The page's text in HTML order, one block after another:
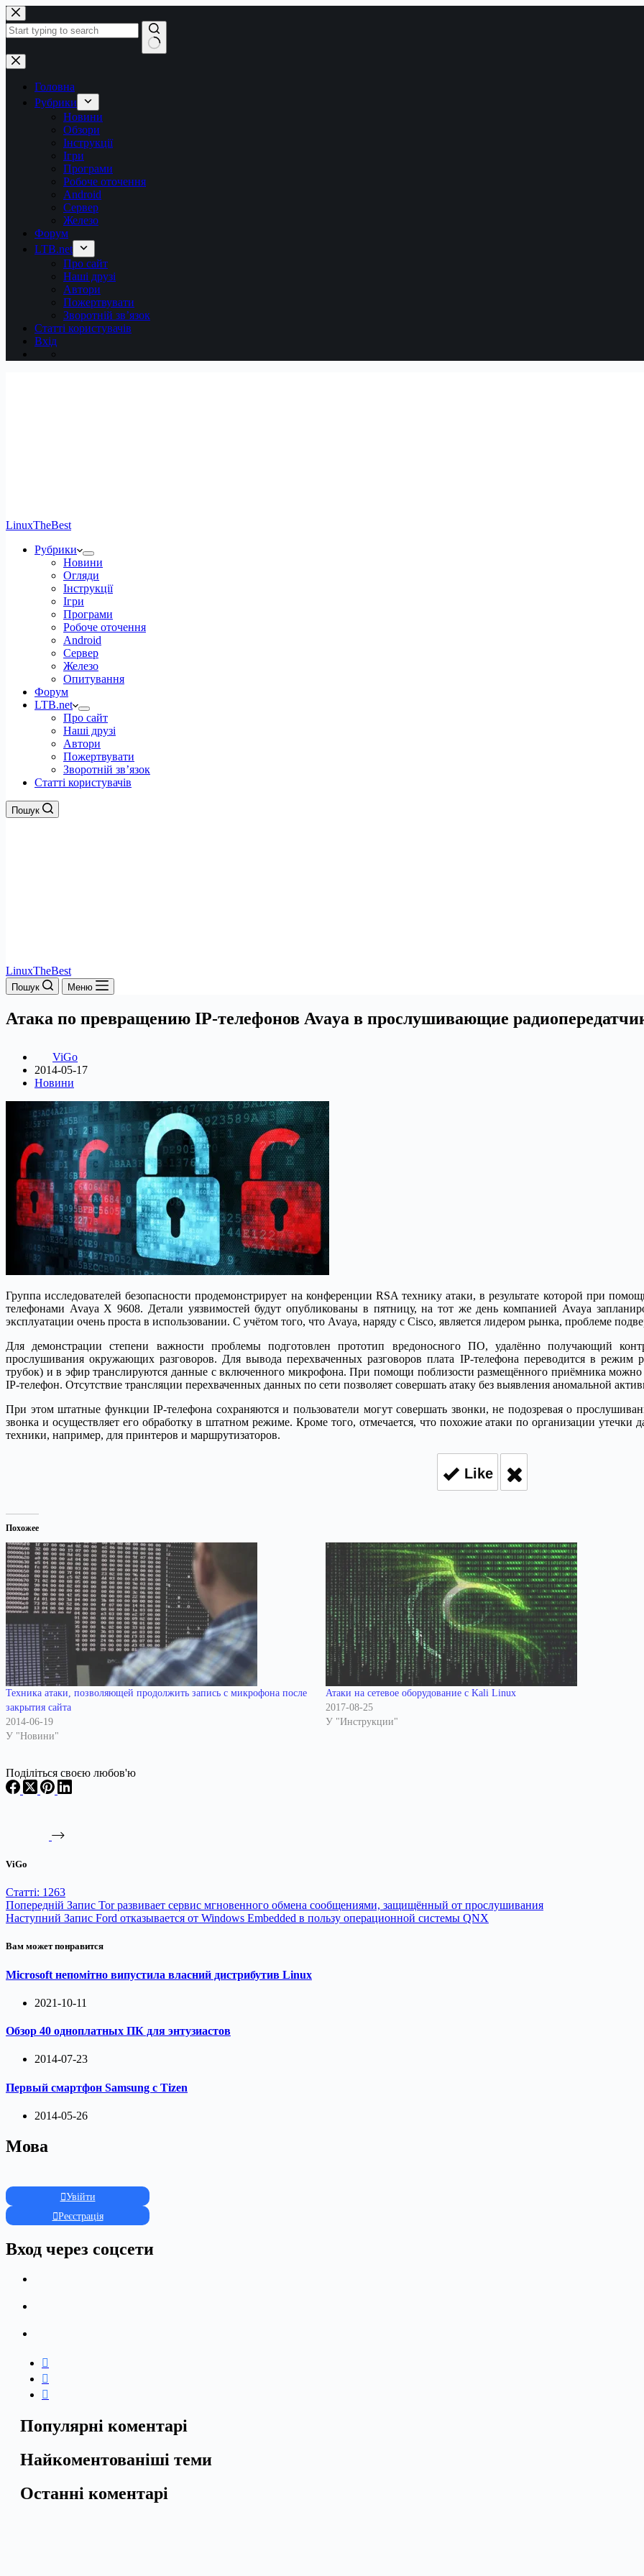
Перейти
до
вмісту
Немає
результатів
Головна
Рубрики
Новини
Обзори
Інструкції
Ігри
Програми
Робоче оточення
Android
Сервер
Железо
Форум
LTB.net
Про сайт
Наші друзі
Автори
Пожертвувати
Зворотній зв’язок
Статті користувачів
Вхід
LinuxTheBest
Рубрики
Новини
Огляди
Інструкції
Ігри
Програми
Робоче оточення
Android
Сервер
Железо
Опитування
Форум
LTB.net
Про сайт
Наші друзі
Автори
Пожертвувати
Зворотній зв’язок
Статті користувачів
Пошук
LinuxTheBest
Пошук Меню
Атака по превращению IP-телефонов Avaya в прослушивающие
ViGo
2014-05-17
Новини
Группа исследователей безопасности продемонстрирует на конференции RSA технику атаки, в результате которой при
телефонами Avaya X 9608. Детали уязвимостей будут опубликованы в пятницу, на тот же день компанией Avaya
эксплуатации очень проста в использовании. С учётом того, что Avaya, наряду с Cisco, является лидером рынка, проблеме
Для демонстрации степени важности проблемы подготовлен прототип вредоносного ПО, удалённо получающий
прослушивания окружающих разговоров. Для вывода перехваченных разговоров плата IP-телефона переводится в режим
трубок) и в эфир транслируются данные с включенного микрофона. При помощи поблизости размещённого приёмника
IP-телефон. Отсутствие трансляции перехваченных данных по сети позволяет совершать атаку без выявления аномальной
При этом штатные функции IP-телефона сохраняются и пользователи могут совершать звонки, не подозревая о
звонка и осуществляет его обработку в штатном режиме. Кроме того, отмечается, что похожие атаки по организации
техники, например, для принтеров и маршрутизаторов.
Like
Похожее
Техника атаки, позволяющей продолжить запись с микрофона после
закрытия сайта
2014-06-19
У "Новини"
Атаки на сетевое оборудование с Kali Linux
2017-08-25
У "Инструкции"
Поділіться своєю любов'ю
ViGo
Статті: 1263
Попередній Запис Tor развивает сервис мгновенного обмена сообщениями, защищённый от прослушивания
Наступний Запис Ford отказывается от Windows Embedded в пользу операционной системы QNX
Вам может понравится
Microsoft непомітно випустила власний дистрибутив Linux
2021-10-11
Обзор 40 одноплатных ПК для энтузиастов
2014-07-23
Первый смартфон Samsung с Tizen
2014-05-26
Мова
Увійти
Реєстрація
Вход через соцсети
Популярні коментарі
Найкоментованіші теми
Останні коментарі